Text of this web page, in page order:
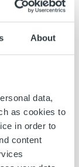
About
data,
as cookies to
in order to
content
on paljon
Meidän
jatkossa